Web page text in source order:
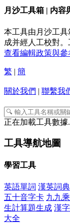
月沙工具箱 | 内容
本工具由月沙工
成并經人工校對
查看編輯政策與
繁 | 簡
關於我們 | 聯繫我
正在加載工具數據
工具導航地圖
學習工具
英語單詞 漢英詞典
五十音字卡 九九
生計算題生成 漢
大全